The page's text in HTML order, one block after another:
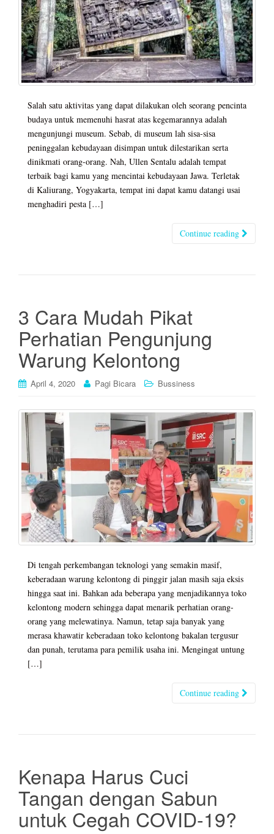
Salah satu aktivitas yang dapat dilakukan oleh seorang pencinta
budaya untuk memenuhi hasrat atas kegemarannya adalah
mengunjungi museum. Sebab, di museum lah sisa-sisa
peninggalan kebudayaan disimpan untuk dilestarikan serta
dinikmati orang-orang. Nah, Ullen Sentalu adalah tempat
terbaik bagi kamu yang mencintai kebudayaan Jawa. Terletak
di Kaliurang, Yogyakarta, tempat ini dapat kamu datangi usai
menghadiri pesta […]
Continue reading
3 Cara Mudah Pikat
Perhatian Pengunjung
Warung Kelontong
April 4, 2020 Pagi Bicara Bussiness
Di tengah perkembangan teknologi yang semakin masif,
keberadaan warung kelontong di pinggir jalan masih saja eksis
hingga saat ini. Bahkan ada beberapa yang menjadikannya toko
kelontong modern sehingga dapat menarik perhatian orang-
orang yang melewatinya. Namun, tetap saja banyak yang
merasa khawatir keberadaan toko kelontong bakalan tergusur
dan punah, terutama para pemilik usaha ini. Mengingat untung
[…]
Continue reading
Kenapa Harus Cuci
Tangan dengan Sabun
untuk Cegah COVID-19?